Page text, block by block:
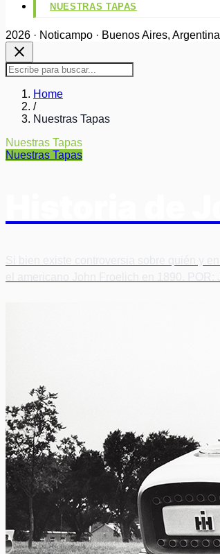
NUESTRAS TAPAS
2026 · Noticampo · Buenos Aires, Argentina
close
Home
/
Nuestras Tapas
Nuestras Tapas
Nuestras Tapas